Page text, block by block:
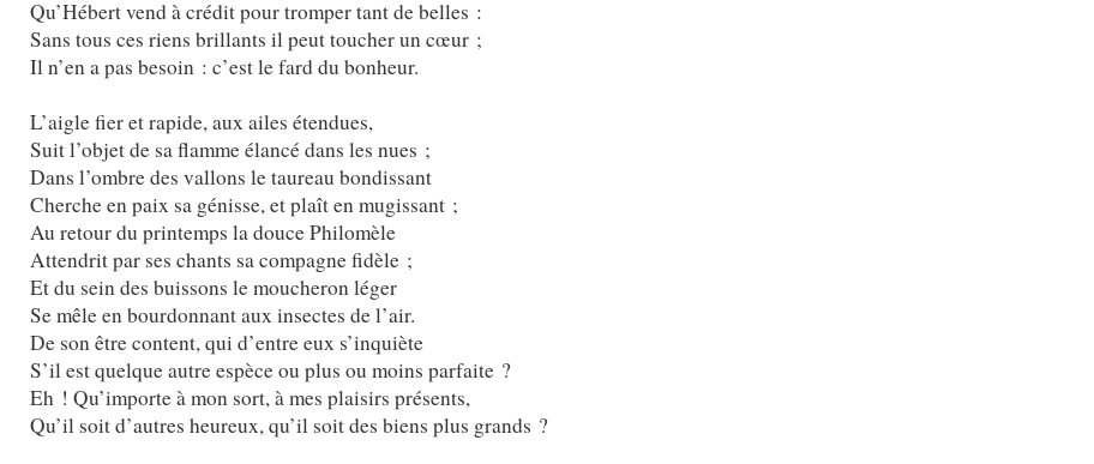
Qu’Hébert vend à crédit pour tromper tant de belles :
Sans tous ces riens brillants il peut toucher un cœur ;
Il n’en a pas besoin : c’est le fard du bonheur.
L’aigle fier et rapide, aux ailes étendues,
Suit l’objet de sa flamme élancé dans les nues ;
Dans l’ombre des vallons le taureau bondissant
Cherche en paix sa génisse, et plaît en mugissant ;
Au retour du printemps la douce Philomèle
Attendrit par ses chants sa compagne fidèle ;
Et du sein des buissons le moucheron léger
Se mêle en bourdonnant aux insectes de l’air.
De son être content, qui d’entre eux s’inquiète
S’il est quelque autre espèce ou plus ou moins parfaite ?
Eh ! Qu’importe à mon sort, à mes plaisirs présents,
Qu’il soit d’autres heureux, qu’il soit des biens plus grands ?